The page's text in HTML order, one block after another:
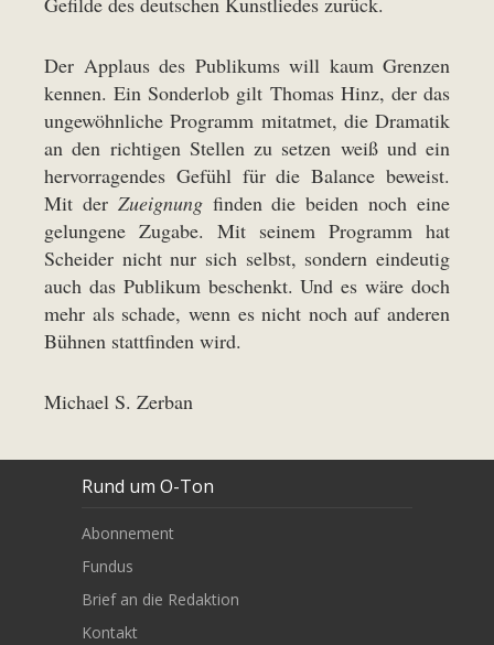
Der Applaus des Publikums will kaum Grenzen
kennen. Ein Sonderlob gilt Thomas Hinz, der das
ungewöhnliche Programm mitatmet, die Dramatik
an den richtigen Stellen zu setzen weiß und ein
hervorragendes Gefühl für die Balance beweist.
Mit der Zueignungfinden die beiden noch eine
gelungene Zugabe. Mit seinem Programm hat
Scheider nicht nur sich selbst, sondern eindeutig
auch das Publikum beschenkt. Und es wäre doch
mehr als schade, wenn es nicht noch auf anderen
Bühnen stattfinden wird.
Michael S. Zerban
Rund um O-Ton
Abonnement
Fundus
Brief an die Redaktion
Kontakt